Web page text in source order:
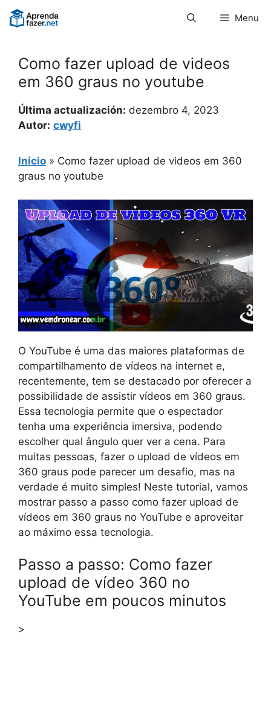
Pular
para
Menu
Como fazer upload de videos
em 360 graus no youtube
Última actualización: dezembro 4, 2023
Autor: cwyfi
Início » Como fazer upload de videos em 360
graus no youtube
O YouTube é uma das maiores plataformas de
compartilhamento de vídeos na internet e,
recentemente, tem se destacado por oferecer a
possibilidade de assistir vídeos em 360 graus.
Essa tecnologia permite que o espectador
tenha uma experiência imersiva, podendo
escolher qual ângulo quer ver a cena. Para
muitas pessoas, fazer o upload de vídeos em
360 graus pode parecer um desafio, mas na
verdade é muito simples! Neste tutorial, vamos
mostrar passo a passo como fazer upload de
vídeos em 360 graus no YouTube e aproveitar
ao máximo essa tecnologia.
Passo a passo: Como fazer
upload de vídeo 360 no
YouTube em poucos minutos
>